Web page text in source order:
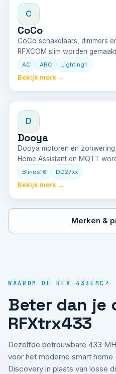
C
CoCo
CoCo schakelaars, dimmers
RFXCOM slim worden
AC ARC Lighting1
Bekijk merk →
D
Dooya
Dooya motoren en zonwering
Home Assistant en MQTT
BlindsT6 DD27xx
Bekijk merk →
Merken &
WAAROM DE RFX-433EMC?
Beter dan je
RFXtrx433
Dezelfde betrouwbare 433
voor het moderne smart
Discovery in plaats van losse